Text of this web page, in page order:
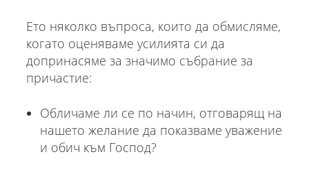
Ето няколко въпроса, които да обмисляме,
когато оценяваме усилията си да
допринасяме за значимо събрание за
причастие:
Обличаме ли се по начин, отговарящ на
нашето желание да показваме уважение
и обич към Господ?